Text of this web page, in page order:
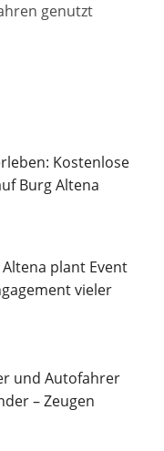
genutzt
Kostenlose
Burg Altena
plant Event
vieler
und Autofahrer
– Zeugen